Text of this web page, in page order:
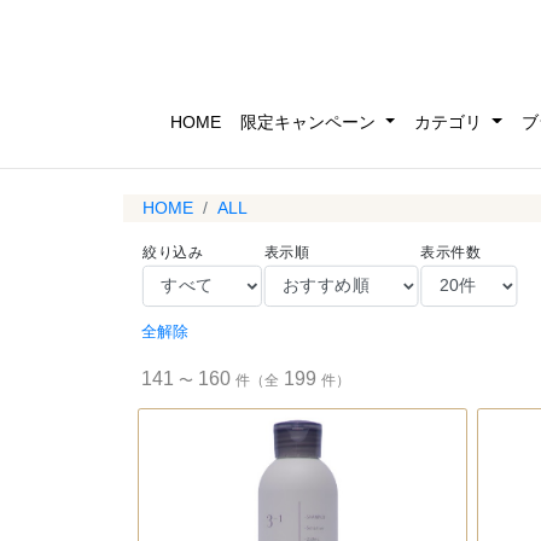
HOME 限定キャンペーン カテゴリ
HOME ALL
絞り込み 表示順 表示件数
全解除
141 〜 160 件（全 199 件）